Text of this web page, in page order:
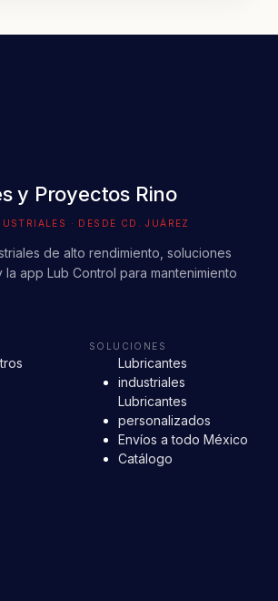
y Proyectos Rino
· DESDE CD. JUÁREZ
de alto rendimiento, soluciones
app Lub Control para mantenimiento
SOLUCIONES
Lubricantes
industriales
Lubricantes
personalizados
Envíos a todo México
Catálogo